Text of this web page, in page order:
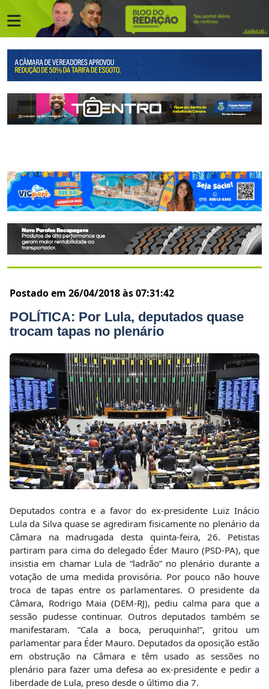
Postado em 26/04/2018 às 07:31:42
POLÍTICA: Por Lula, deputados quase
trocam tapas no plenário
Deputados contra e a favor do ex-presidente Luiz Inácio
Lula da Silva quase se agrediram fisicamente no plenário da
Câmara na madrugada desta quinta-feira, 26. Petistas
partiram para cima do delegado Éder Mauro (PSD-PA), que
insistia em chamar Lula de “ladrão” no plenário durante a
votação de uma medida provisória. Por pouco não houve
troca de tapas entre os parlamentares. O presidente da
Câmara, Rodrigo Maia (DEM-RJ), pediu calma para que a
sessão pudesse continuar. Outros deputados também se
manifestaram. “Cala a boca, peruquinha!”, gritou um
parlamentar para Éder Mauro. Deputados da oposição estão
em obstrução na Câmara e têm usado as sessões no
plenário para fazer uma defesa ao ex-presidente e pedir a
liberdade de Lula, preso desde o último dia 7.